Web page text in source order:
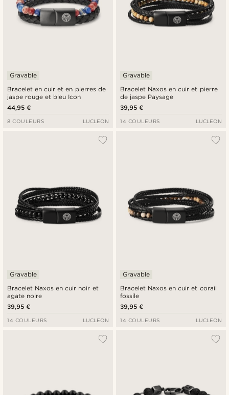
Bracelet en cuir et en pierres de
jaspe rouge et bleu Icon
Gravable
44,95 €
8 COULEURS LUCLEON
Bracelet Naxos en cuir et pierre
de jaspe Paysage
Gravable
39,95 €
14 COULEURS LUCLEON
Bracelet Naxos en cuir noir et
agate noire
Gravable
39,95 €
14 COULEURS LUCLEON
Bracelet Naxos en cuir et corail
fossile
Gravable
39,95 €
14 COULEURS LUCLEON